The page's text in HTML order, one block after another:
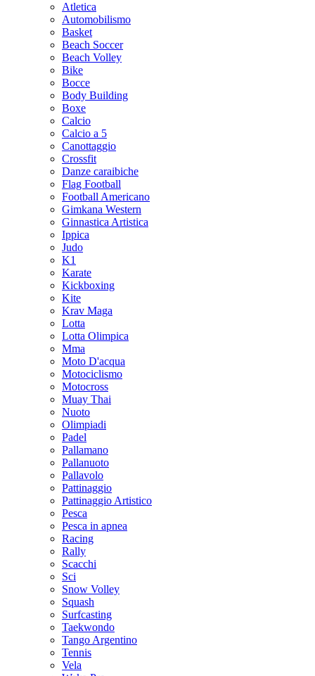
Atletica
Automobilismo
Basket
Beach Soccer
Beach Volley
Bike
Bocce
Body Building
Boxe
Calcio
Calcio a 5
Canottaggio
Crossfit
Danze caraibiche
Flag Football
Football Americano
Gimkana Western
Ginnastica Artistica
Ippica
Judo
K1
Karate
Kickboxing
Kite
Krav Maga
Lotta
Lotta Olimpica
Mma
Moto D'acqua
Motociclismo
Motocross
Muay Thai
Nuoto
Olimpiadi
Padel
Pallamano
Pallanuoto
Pallavolo
Pattinaggio
Pattinaggio Artistico
Pesca
Pesca in apnea
Racing
Rally
Scacchi
Sci
Snow Volley
Squash
Surfcasting
Taekwondo
Tango Argentino
Tennis
Vela